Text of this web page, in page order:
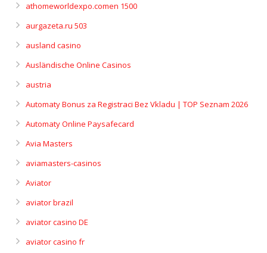
athomeworldexpo.comen 1500
aurgazeta.ru 503
ausland casino
Ausländische Online Casinos
austria
Automaty Bonus za Registraci Bez Vkladu | TOP Seznam 2026
Automaty Online Paysafecard
Avia Masters
aviamasters-casinos
Aviator
aviator brazil
aviator casino DE
aviator casino fr